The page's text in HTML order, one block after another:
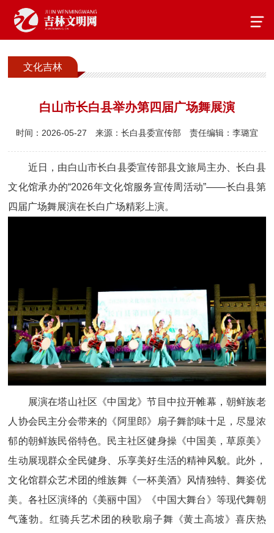
文化吉林
白山市长白县举办第四届广场舞展演
时间：2026-05-27 来源：长白县委宣传部 责任编辑：李璐宜
近日，由白山市长白县委宣传部县文旅局主办、长白县
文化馆承办的“2026年文化馆服务宣传周活动”——长白县第
四届广场舞展演在长白广场精彩上演。
展演在塔山社区《中国龙》节目中拉开帷幕，朝鲜族老
人协会民主分会带来的《阿里郎》扇子舞韵味十足，尽显浓
郁的朝鲜族民俗特色。民主社区健身操《中国美，草原美》
生动展现群众全民健身、乐享美好生活的精神风貌。此外，
文化馆群众艺术团的维族舞《一杯美酒》风情独特、舞姿优
美。各社区演绎的《美丽中国》《中国大舞台》等现代舞朝
气蓬勃。红骑兵艺术团的秧歌扇子舞《黄土高坡》喜庆热